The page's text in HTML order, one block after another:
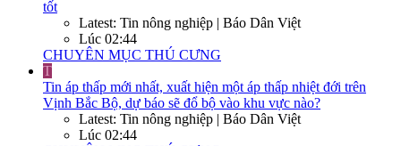
tốt
Latest: Tin nông nghiệp | Báo Dân Việt
Lúc 02:44
CHUYÊN MỤC THÚ CƯNG
T
Tin áp thấp mới nhất, xuất hiện một áp thấp nhiệt đới trên
Vịnh Bắc Bộ, dự báo sẽ đổ bộ vào khu vực nào?
Latest: Tin nông nghiệp | Báo Dân Việt
Lúc 02:44